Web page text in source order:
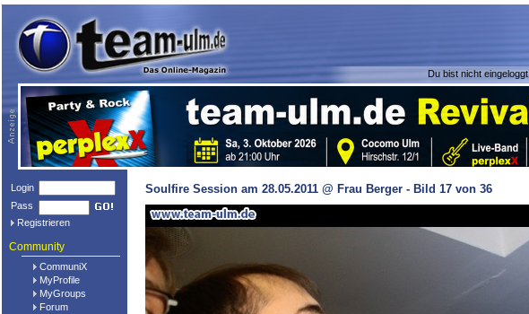
Du bist nicht eingeloggt.
Login
Pass
Registrieren
Community
CommuniX
MyProfile
MyGroups
Forum
Soulfire Session am 28.05.2011 @ Frau Berger - Bild 17 von 36